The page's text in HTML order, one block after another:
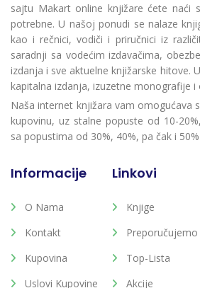
sajtu Makart online knjižare ćete naći
potrebne. U našoj ponudi se nalaze
kao i rečnici, vodiči i priručnici iz
saradnji sa vodećim izdavačima,
izdanja i sve aktuelne knjižarske hitove.
kapitalna izdanja, izuzetne monografije i
Naša internet knjižara vam omogućava
kupovinu, uz stalne popuste od 10-
sa popustima od 30%, 40%, pa čak i 50%.
Informacije
O Nama
Kontakt
Kupovina
Uslovi Kupovine
Linkovi
Knjige
Preporučujemo
Top-Lista
Akcije